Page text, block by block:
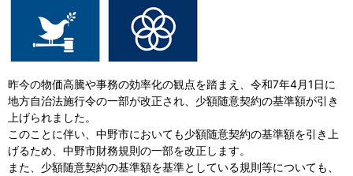
昨今の物価高騰や事務の効率化の観点を踏まえ、令和7年4月1日に
地方自治法施行令の一部が改正され、少額随意契約の基準額が引き
上げられました。
このことに伴い、中野市においても少額随意契約の基準額を引き上
げるため、中野市財務規則の一部を改正します。
また、少額随意契約の基準額を基準としている規則等についても、